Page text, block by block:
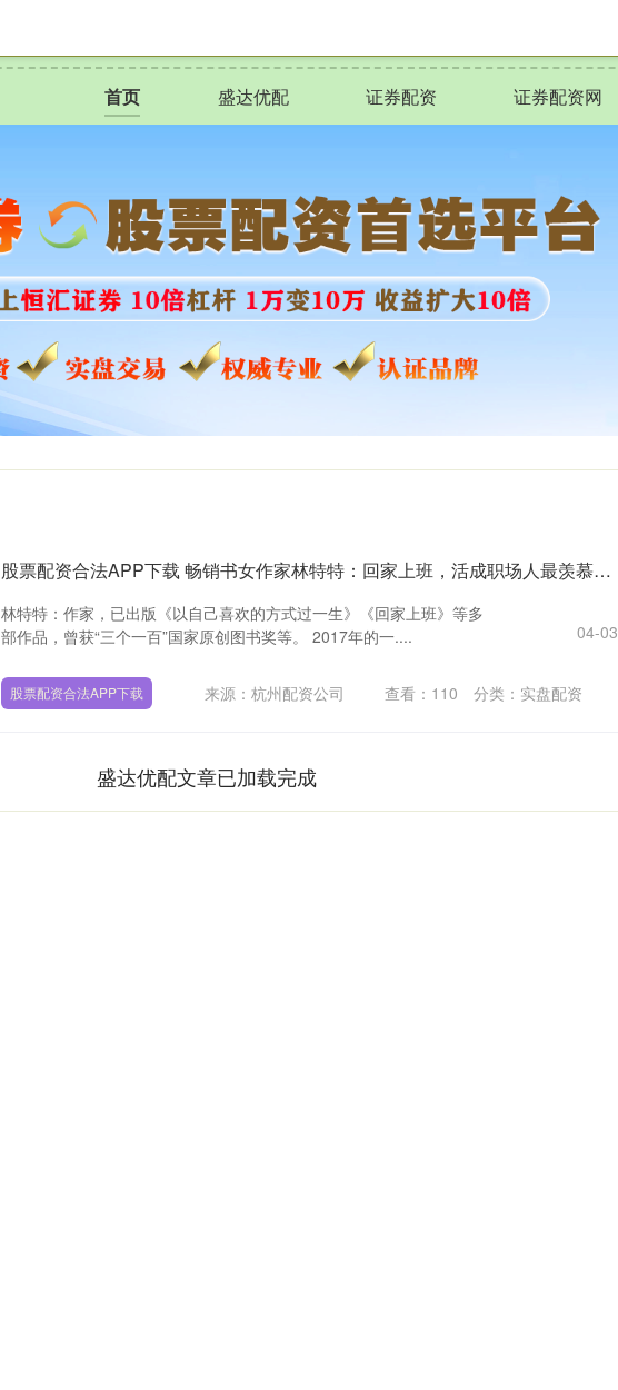
首页 盛达优配 证券配资 证券配资网
股票配资合法APP下载 畅销书女作家林特特：回家上班，活成职场人最羡慕的样子
林特特：作家，已出版《以自己喜欢的方式过一生》《回家上班》等多
部作品，曾获“三个一百”国家原创图书奖等。 2017年的一....
04-03
股票配资合法APP下载 来源：杭州配资公司 查看： 110 分类： 实盘配资
盛达优配文章已加载完成